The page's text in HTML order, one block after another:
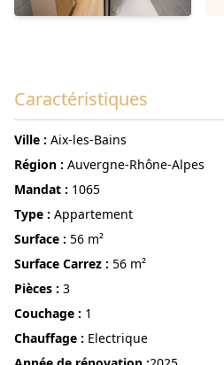
Caractéristiques
ville : Aix-les-Bains
région : Auvergne-Rhône-Alpes
Mandat : 1065
Type : Appartement
surface : 56 m²
Surface Carrez : 56 m²
pièces : 3
couchage : 1
Chauffage : Electrique